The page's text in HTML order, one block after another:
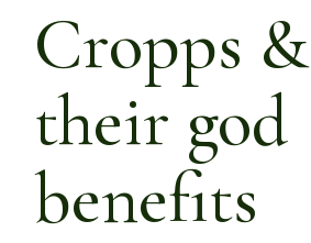
Cropps &
their god
benefits